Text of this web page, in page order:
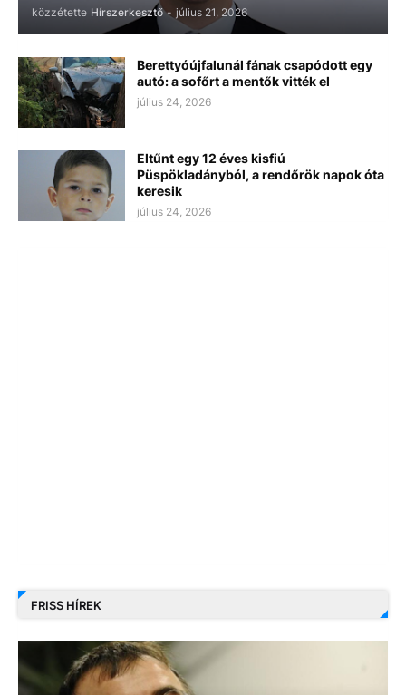
közzétette Hírszerkesztő - július 21, 2026
Berettyóújfalunál fának csapódott egy
autó: a sofőrt a mentők vitték el
július 24, 2026
Eltűnt egy 12 éves kisfiú
Püspökladányból, a rendőrök napok óta
keresik
július 24, 2026
FRISS HÍREK